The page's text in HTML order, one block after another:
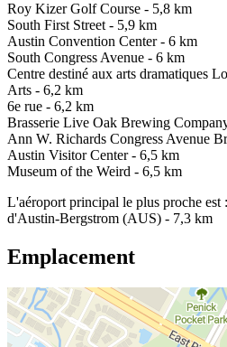
Roy Kizer Golf Course - 5,8 km
South First Street - 5,9 km
Austin Convention Center - 6 km
South Congress Avenue - 6 km
Centre destiné aux arts dramatiques
Arts - 6,2 km
6e rue - 6,2 km
Brasserie Live Oak Brewing
Ann W. Richards Congress Avenue
Austin Visitor Center - 6,5 km
Museum of the Weird - 6,5 km
L'aéroport principal le plus proche est
d'Austin-Bergstrom (AUS) - 7,3 km
Emplacement